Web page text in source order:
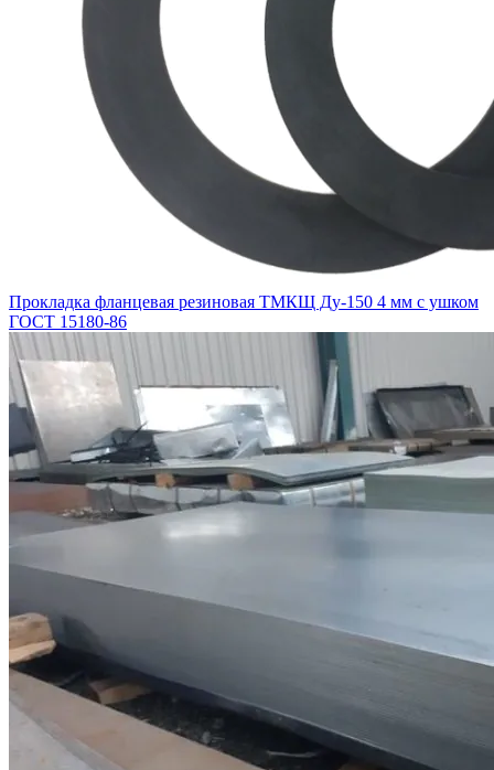
Прокладка фланцевая резиновая ТМКЩ Ду-150 4 мм с ушком
ГОСТ 15180-86